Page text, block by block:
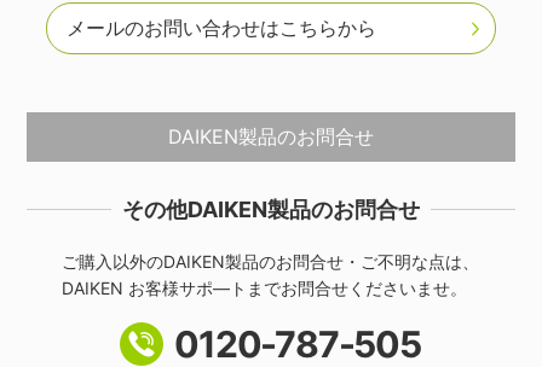
メールのお問い合わせはこちらから
DAIKEN製品のお問合せ
その他DAIKEN製品のお問合せ
ご購入以外のDAIKEN製品のお問合せ・ご不明な点は、
DAIKEN お客様サポ―トまでお問合せくださいませ。
0120-787-505